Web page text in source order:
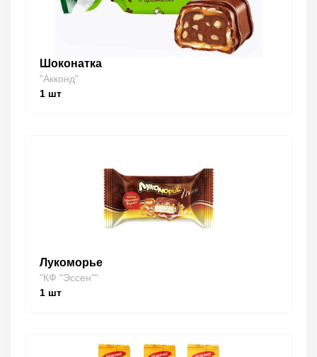
Шоконатка
"Акконд"
1 шт
Лукоморье
"КФ "Эссен""
1 шт